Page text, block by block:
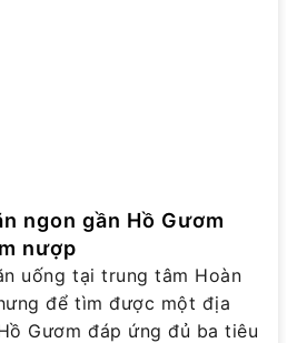
ngon gần Hồ Gươm
nượp
uống tại trung tâm Hoàn
để tìm được một địa
Gươm đáp ứng đủ ba tiêu